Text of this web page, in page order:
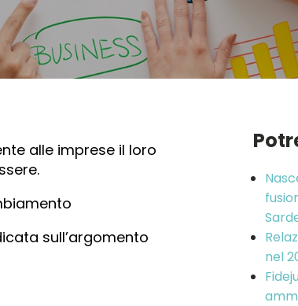
alle imprese il loro
sull’argomento
nel